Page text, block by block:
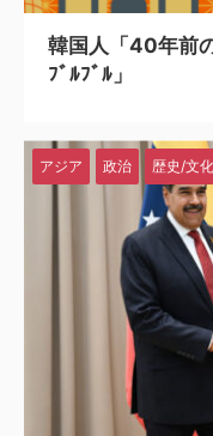
韓国人「40年前
ﾌﾞﾙﾌﾞﾙ」
アジア 政治 歴史/文